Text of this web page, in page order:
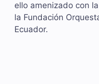
ello amenizado con
la Fundación
Ecuador.